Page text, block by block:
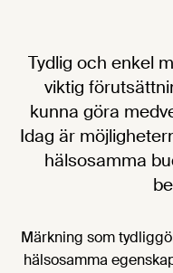
Tydlig och enkel
viktig
kunna göra
Idag är
hälsosamma
Märkning som
hälsosamma